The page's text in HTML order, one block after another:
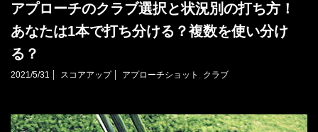
アプローチのクラブ選択と状況別の打ち方！
あなたは1本で打ち分ける？複数を使い分け
る？
2021/5/31 スコアアップ アプローチショット , クラブ